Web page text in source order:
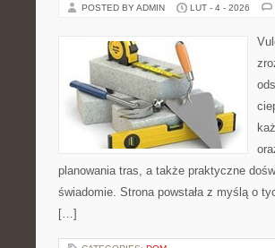
POSTED BY ADMIN LUT - 4 - 2026
planowania tras, a także praktyczne
świadomie. Strona powstała z myślą o
[…]